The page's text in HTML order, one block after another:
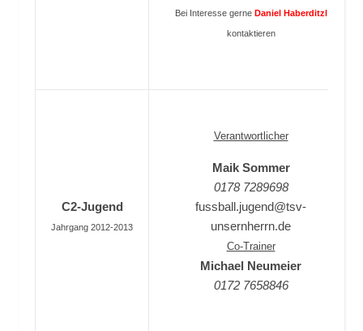
Bei Interesse gerne Daniel Haberditzl
kontaktieren
C2-Jugend
Jahrgang 2012-2013
Verantwortlicher
Maik Sommer
0178 7289698
fussball.jugend@tsv-
unsernherrn.de
Co-Trainer
Michael Neumeier
0172 7658846